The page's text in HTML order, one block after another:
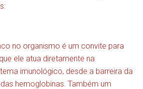
no organismo é um convite para
ele atua diretamente na
imunológico, desde a barreira da
hemoglobinas. Também um